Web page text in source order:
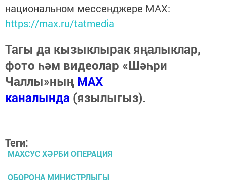
национальном мессенджере MАХ:
https://max.ru/tatmedia
Тагы да кызыклырак яңалыклар,
фото һәм видеолар «Шәһри
Чаллы»ныңMAX
каналында (язылыгыз).
Теги:
МАХСУС ХӘРБИ ОПЕРАЦИЯ
ОБОРОНА МИНИСТРЛЫГЫ